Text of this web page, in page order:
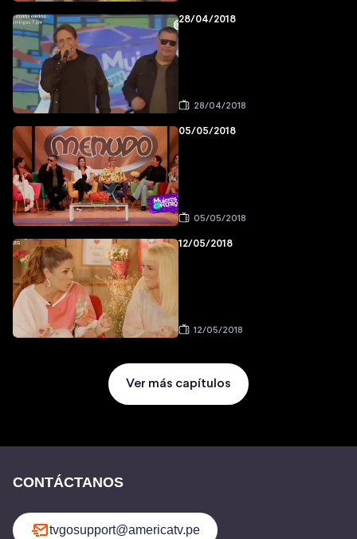
28/04/2018
28/04/2018
05/05/2018
05/05/2018
12/05/2018
12/05/2018
Ver más capítulos
CONTÁCTANOS
tvgosupport@americatv.pe